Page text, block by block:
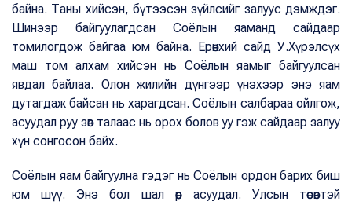
байна. Таны хийсэн, бүтээсэн зүйлсийг залуус дэмждэг.
Шинээр байгуулагдсан Соёлын яаманд сайдаар
томилогдож байгаа юм байна. Ерөнхий сайд У.Хүрэлсүх
маш том алхам хийсэн нь Соёлын яамыг байгуулсан
явдал байлаа. Олон жилийн дүнгээр үнэхээр энэ яам
дутагдаж байсан нь харагдсан. Соёлын салбараа ойлгож,
асуудал руу зөв талаас нь орох болов уу гэж сайдаар залуу
хүн сонгосон байх.
Соёлын яам байгуулна гэдэг нь Соёлын ордон барих биш
юм шүү. Энэ бол шал өөр асуудал. Улсын төсөвтэй